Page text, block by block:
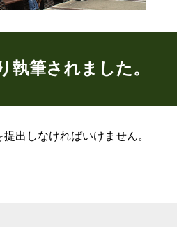
執筆されました。
出しなければいけません。